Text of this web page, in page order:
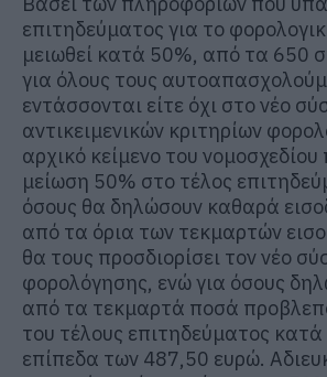
επιτηδεύματος για το
μειωθεί κατά 50%, από τα 650
για όλους τους
εντάσσονται είτε όχι στο νέο
αντικειμενικών κριτηρίων
αρχικό κείμενο του
μείωση 50% στο τέλος
όσους θα δηλώσουν καθαρά
από τα όρια των τεκμαρτών
θα τους προσδιορίσει τον νέο
φορολόγησης, ενώ για όσους
από τα τεκμαρτά ποσά
του τέλους επιτηδεύματος
επίπεδα των 487,50 ευρώ.